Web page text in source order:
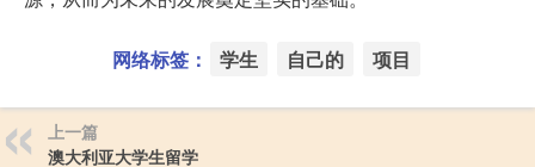
网络标签： 学生 自己的 项目
上一篇
澳大利亚大学生留学